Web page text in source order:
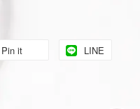
Pin it LINE